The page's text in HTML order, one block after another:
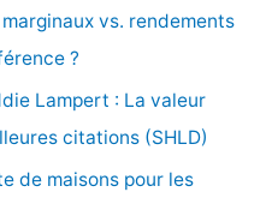
vs. rendements
?
Lampert : La valeur
citations (SHLD)
de maisons pour les